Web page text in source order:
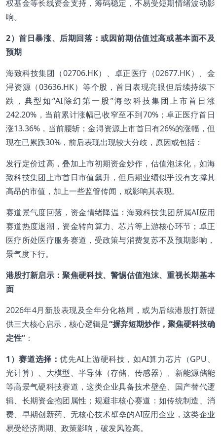
权基金等长线资金支持，筹码稳定，不易受短期情绪波动影
响。
2）首日暴涨、后期回落：或因前期估值过高或基本面不及
预期
海致科技集团（02706.HK）、卓正医疗（02677.HK）、金
浔资源（03636.HK）等个股，首日表现亮眼但后续持续下
跌，典型如“AI除幻第一股”海致科技集团上市首日涨
242.20%，当前累计涨幅已收窄至不到70%；卓正医疗首日
涨13.36%，当前腰斩；金浔资源上市首日有26%的涨幅，但
现在已累跌30%，前后表现出现较大分歧，原因或包括：
发行定价过高，叠加上市初期资金炒作，估值泡沫化，如海
致科技集团上市首日市值飙升，但后期业绩似乎没有支撑其
高昂的市值，加上一些监管传闻，或影响其表现。
赛道景气度回落，资金情绪降温：海致科技集团所属AI应用
赛道热度退潮，资金转向算力、芯片等上游核心环节；卓正
医疗所处医疗服务赛道，受政策与消费复苏不及预期影响，
景气度下行。
港股打新启示：聚焦硬科技、警惕估值泡沫、重视长期基本
面
2026年4月新股表现及全年分化格局，或为后续港股打新提
供三大核心启示，核心逻辑是“摒弃短期炒作，聚焦硬科技确
定性” ：
1 ）赛道选择：优先AI上游硬科技，如AI算力芯片（GPU、
光计算）、大模型、半导体（存储、传感器）、新能源储能
等高景气硬科技赛道，这类企业具备技术壁垒、国产替代逻
辑、长期资金抱团属性；规避非核心赛道：如传统制造、消
费、早期创新药、无核心技术壁垒的AI应用企业，这类企业
易受经济周期、政策影响，破发风险高。